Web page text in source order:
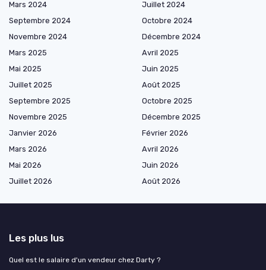
Mars 2024
Juillet 2024
Septembre 2024
Octobre 2024
Novembre 2024
Décembre 2024
Mars 2025
Avril 2025
Mai 2025
Juin 2025
Juillet 2025
Août 2025
Septembre 2025
Octobre 2025
Novembre 2025
Décembre 2025
Janvier 2026
Février 2026
Mars 2026
Avril 2026
Mai 2026
Juin 2026
Juillet 2026
Août 2026
Les plus lus
Quel est le salaire d'un vendeur chez Darty ?